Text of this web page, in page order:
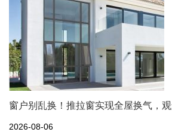
窗户别乱换！推拉窗实现全屋换气，
2026-08-06